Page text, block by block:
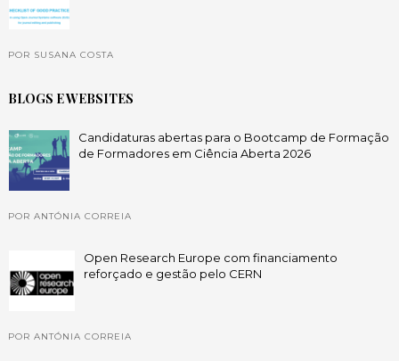
POR SUSANA COSTA
BLOGS E WEBSITES
Candidaturas abertas para o Bootcamp de Formação
de Formadores em Ciência Aberta 2026
POR ANTÓNIA CORREIA
Open Research Europe com financiamento
reforçado e gestão pelo CERN
POR ANTÓNIA CORREIA